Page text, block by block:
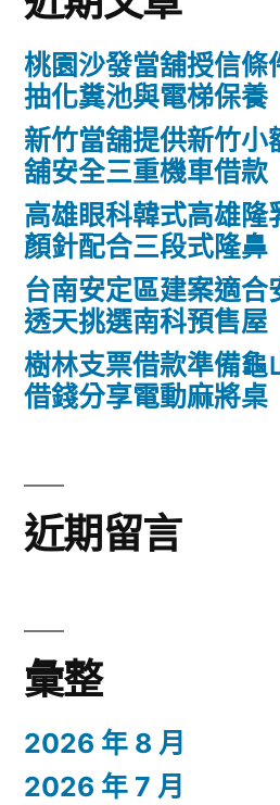
桃園沙發當舖授信條
抽化糞池與電梯保養
新竹當舖提供新竹小
舖安全三重機車借款
高雄眼科韓式高雄隆
顏針配合三段式隆鼻
台南安定區建案適合
透天挑選南科預售屋
樹林支票借款準備龜
借錢分享電動麻將桌
近期留言
彙整
2026 年 8 月
2026 年 7 月